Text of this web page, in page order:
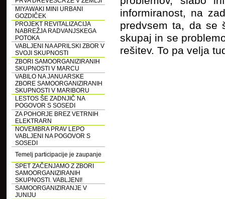
MIYAWAKI MINI URBANI
GOZDIČEK
PROJEKT REVITALIZACIJA
NABREŽJA RADVANJSKEGA
POTOKA
VABLJENI NA APRILSKI ZBOR V
SVOJI SKUPNOSTI
ZBORI SAMOORGANIZIRANIH
SKUPNOSTI V MARCU
VABILO NA JANUARSKE
ZBORE SAMOORGANIZIRANIH
SKUPNOSTI V MARIBORU
LESTOS ŠE ZADNJIČ NA
POGOVOR S SOSEDI
ZA POHORJE BREZ VETRNIH
ELEKTRARN
NOVEMBRA PRAV LEPO
VABLJENI NA POGOVOR S
SOSEDI
Temelj participacije je zaupanje
SPET ZAČENJAMO Z ZBORI
SAMOORGANIZIRANIH
SKUPNOSTI. VABLJENI!
SAMOORGANIZIRANJE V
JUNIJU
informiranost, na
predvsem ta, da se
skupaj in se
rešitev. To pa velja